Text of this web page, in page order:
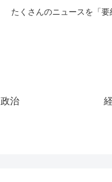
たくさんのニュースを「
政治